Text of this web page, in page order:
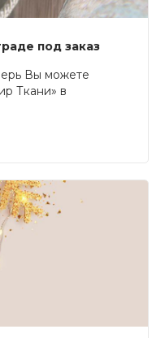
под заказ
Вы можете
Ткани» в